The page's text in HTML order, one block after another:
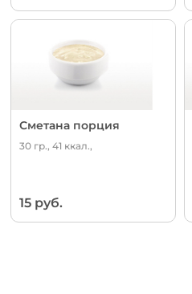
Сметана порция
30 гр., 41 ккал.,
15 руб.